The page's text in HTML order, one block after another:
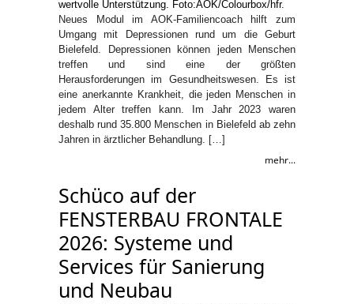
Neues Modul im AOK-Familiencoach hilft zum
Umgang mit Depressionen rund um die Geburt
Bielefeld. Depressionen können jeden Menschen
treffen und sind eine der größten
Herausforderungen im Gesundheitswesen. Es ist
eine anerkannte Krankheit, die jeden Menschen in
jedem Alter treffen kann. Im Jahr 2023 waren
deshalb rund 35.800 Menschen in Bielefeld ab zehn
Jahren in ärztlicher Behandlung. […]
mehr...
Schüco auf der
FENSTERBAU FRONTALE
2026: Systeme und
Services für Sanierung
und Neubau